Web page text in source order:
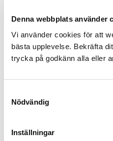
Denna webbplats använder
Vi använder cookies för att
bästa upplevelse. Bekräfta
trycka på godkänn alla eller
Nödvändig
Inställningar